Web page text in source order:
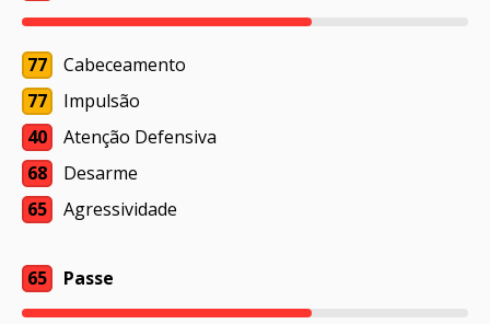
77
Cabeceamento
77
Impulsão
40
Atenção Defensiva
68
Desarme
65
Agressividade
65 Passe